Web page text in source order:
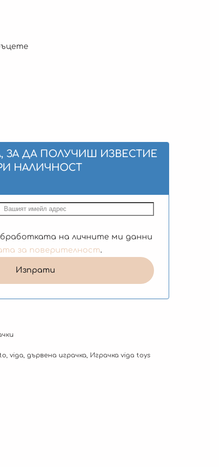
ЗА ДА ПОЛУЧИШ ИЗВЕСТИЕ
НАЛИЧНОСТ
на личните ми данни
за поверителност.
viga дървена играчка Играчка viga toys